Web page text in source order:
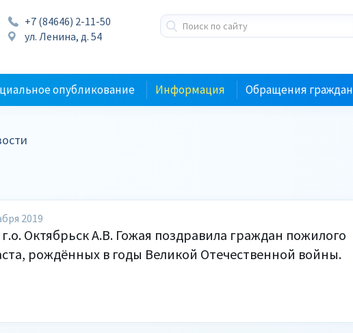
+7 (84646) 2-11-50
ул. Ленина, д. 54
опубликование Информация Обращения граждан
2019
г.о. Октябрьск А.В. Гожая поздравила граждан пожилого
рождённых в годы Великой Отечественной войны.